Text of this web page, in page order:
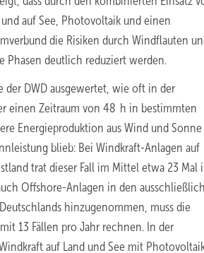
auf See, Photovoltaik und einen
die Risiken durch Windflauten
Phasen deutlich reduziert werden.
der DWD ausgewertet, wie oft in der
einen Zeitraum von 48 h in bestimmten
Energieproduktion aus Wind und Sonne
blieb: Bei Windkraft-Anlagen auf
trat dieser Fall im Mittel etwa 23 Mal
Offshore-Anlagen in den
hinzugenommen, muss die
13 Fällen pro Jahr rechnen. In der
auf Land und See mit